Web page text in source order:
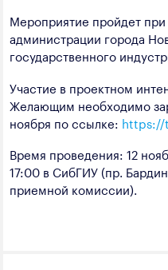
Мероприятие пройдет
администрации города
государственного
Участие в проектном
Желающим необходимо
ноября по ссылке: https://
Время проведения: 12
17:00 в СибГИУ (пр.
приемной комиссии).